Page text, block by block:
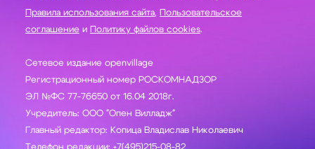
Правила использования сайта, Пользовательское
соглашение и Политику файлов cookies.
Сетевое издание openvillage
Регистрационный номер РОСКОМНАДЗОР
ЭЛ №ФС 77-76650 от 16.04 2018г.
Учредитель: ООО "Опен Вилладж"
Главный редактор: Копица Владислав Николаевич
Телефон редакции: +7(495)215-08-82